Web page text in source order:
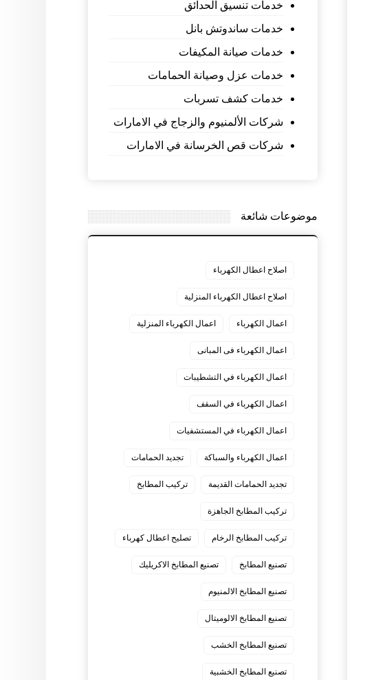
خدمات تنسيق الحدائق
خدمات ساندوتش بانل
خدمات صيانة المكيفات
خدمات عزل وصيانة الحمامات
خدمات كشف تسربات
شركات الألمنيوم والزجاج في الامارات
شركات قص الخرسانة في الامارات
موضوعات شائعة
اصلاح اعطال الكهرباء
اصلاح اعطال الكهرباء المنزلية
اعمال الكهرباء اعمال الكهرباء المنزلية
اعمال الكهرباء فى المبانى
اعمال الكهرباء في التشطيبات
اعمال الكهرباء في السقف
اعمال الكهرباء في المستشفيات
اعمال الكهرباء والسباكة تجديد الحمامات
تجديد الحمامات القديمة تركيب المطابخ
تركيب المطابخ الجاهزة
تركيب المطابخ الرخام تصليح اعطال كهرباء
تصنيع المطابخ تصنيع المطابخ الاكريليك
تصنيع المطابخ الالمنيوم
تصنيع المطابخ الالوميتال
تصنيع المطابخ الخشب
تصنيع المطابخ الخشبية